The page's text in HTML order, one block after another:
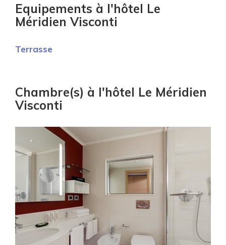
Equipements à l'hôtel Le
Méridien Visconti
Terrasse
Chambre(s) à l'hôtel Le Méridien
Visconti